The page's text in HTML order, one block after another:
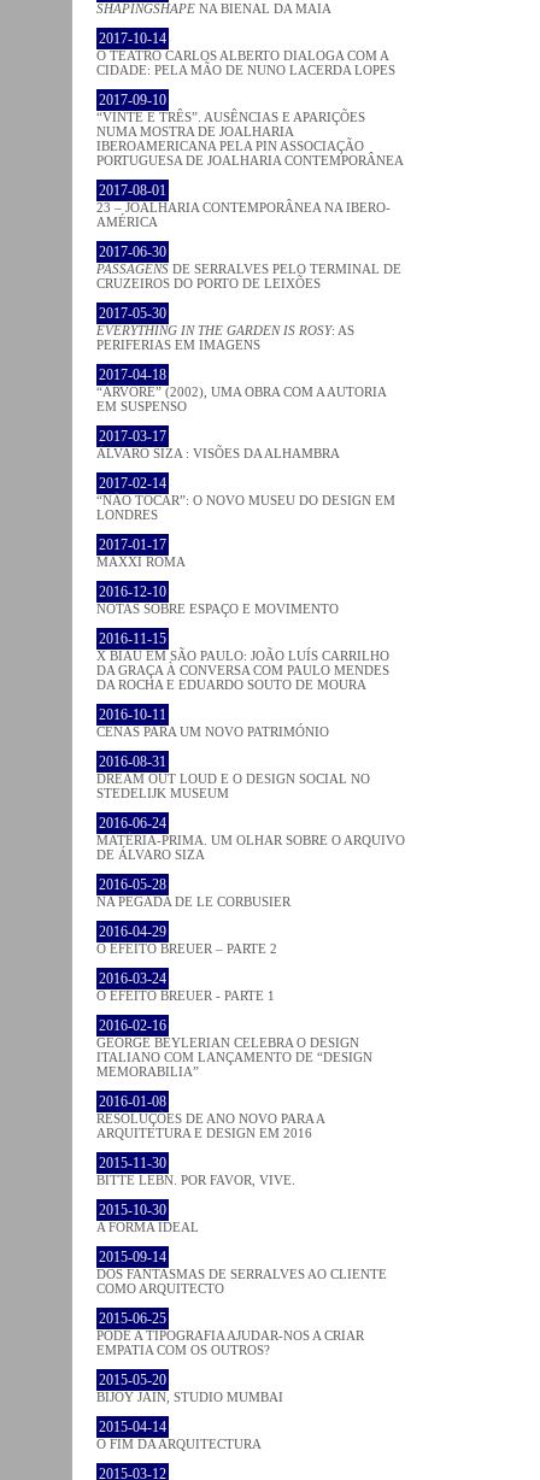
SHAPINGSHAPE NA BIENAL DA MAIA
2017-10-14
O TEATRO CARLOS ALBERTO DIALOGA COM A
CIDADE: PELA MÃO DE NUNO LACERDA LOPES
2017-09-10
“VINTE E TRÊS”. AUSÊNCIAS E APARIÇÕES
NUMA MOSTRA DE JOALHARIA
IBEROAMERICANA PELA PIN ASSOCIAÇÃO
PORTUGUESA DE JOALHARIA CONTEMPORÂNEA
2017-08-01
23 – JOALHARIA CONTEMPORÂNEA NA IBERO-
AMÉRICA
2017-06-30
PASSAGENS DE SERRALVES PELO TERMINAL DE
CRUZEIROS DO PORTO DE LEIXÕES
2017-05-30
EVERYTHING IN THE GARDEN IS ROSY: AS
PERIFERIAS EM IMAGENS
2017-04-18
“ÁRVORE” (2002), UMA OBRA COM A AUTORIA
EM SUSPENSO
2017-03-17
ÁLVARO SIZA : VISÕES DA ALHAMBRA
2017-02-14
“NÃO TOCAR”: O NOVO MUSEU DO DESIGN EM
LONDRES
2017-01-17
MAXXI ROMA
2016-12-10
NOTAS SOBRE ESPAÇO E MOVIMENTO
2016-11-15
X BIAU EM SÃO PAULO: JOÃO LUÍS CARRILHO
DA GRAÇA À CONVERSA COM PAULO MENDES
DA ROCHA E EDUARDO SOUTO DE MOURA
2016-10-11
CENAS PARA UM NOVO PATRIMÓNIO
2016-08-31
DREAM OUT LOUD E O DESIGN SOCIAL NO
STEDELIJK MUSEUM
2016-06-24
MATÉRIA-PRIMA. UM OLHAR SOBRE O ARQUIVO
DE ÁLVARO SIZA
2016-05-28
NA PEGADA DE LE CORBUSIER
2016-04-29
O EFEITO BREUER – PARTE 2
2016-03-24
O EFEITO BREUER - PARTE 1
2016-02-16
GEORGE BEYLERIAN CELEBRA O DESIGN
ITALIANO COM LANÇAMENTO DE “DESIGN
MEMORABILIA”
2016-01-08
RESOLUÇÕES DE ANO NOVO PARA A
ARQUITETURA E DESIGN EM 2016
2015-11-30
BITTE LEBN. POR FAVOR, VIVE.
2015-10-30
A FORMA IDEAL
2015-09-14
DOS FANTASMAS DE SERRALVES AO CLIENTE
COMO ARQUITECTO
2015-06-25
PODE A TIPOGRAFIA AJUDAR-NOS A CRIAR
EMPATIA COM OS OUTROS?
2015-05-20
BIJOY JAIN, STUDIO MUMBAI
2015-04-14
O FIM DA ARQUITECTURA
2015-03-12